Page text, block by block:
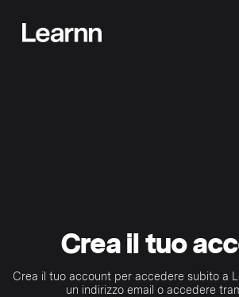
Crea il tuo
Crea il tuo account per accedere subito a
un indirizzo email o accedere